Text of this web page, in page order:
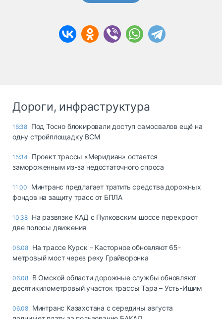
Дороги, инфраструктура
16:38 Под Тосно блокировали доступ самосвалов ещё на
одну стройплощадку ВСМ
15:34
Проект трассы «Меридиан» остается
замороженным из-за недостаточного спроса
11:00
Минтранс предлагает тратить средства дорожных
фондов на защиту трасс от БПЛА
10:38 На развязке КАД с Пулковским шоссе перекроют
две полосы движения
06.08 На трассе Курск – Касторное обновляют 65-
метровый мост через реку Грайворонка
06.08 В Омской области дорожные службы обновляют
десятикилометровый участок трассы Тара – Усть-Ишим
06.08 Минтранс Казахстана с середины августа